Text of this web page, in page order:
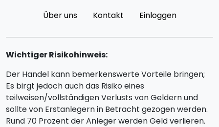
Über uns Kontakt Einloggen
Wichtiger Risikohinweis:
Der Handel kann bemerkenswerte Vorteile bringen;
Es birgt jedoch auch das Risiko eines
teilweisen/vollständigen Verlusts von Geldern und
sollte von Erstanlegern in Betracht gezogen werden.
Rund 70 Prozent der Anleger werden Geld verlieren.